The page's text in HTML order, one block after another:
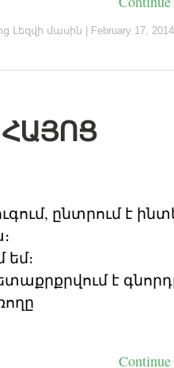
Լեզվի մասին February 17, 2014
ընտրում է
եմ։
է